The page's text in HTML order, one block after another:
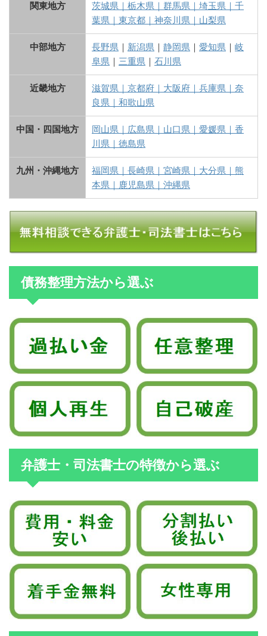
関東地方 茨城県 ｜ 栃木県 ｜ 群馬県 ｜ 埼玉県 ｜ 千
葉県 ｜ 東京都 ｜ 神奈川県 ｜ 山梨県
中部地方 長野県 ｜ 新潟県 ｜ 静岡県 ｜ 愛知県 ｜ 岐
阜県 ｜ 三重県 ｜ 石川県
近畿地方 滋賀県 ｜ 京都府 ｜ 大阪府 ｜ 兵庫県 ｜ 奈
良県 ｜ 和歌山県
中国・四国地方 岡山県 ｜ 広島県 ｜ 山口県 ｜ 愛媛県 ｜ 香
川県 ｜ 徳島県
九州・沖縄地方 福岡県 ｜ 長崎県 ｜ 宮崎県 ｜ 大分県 ｜ 熊
本県 ｜ 鹿児島県 ｜ 沖縄県
債務整理方法から選ぶ
弁護士・司法書士の特徴から選ぶ